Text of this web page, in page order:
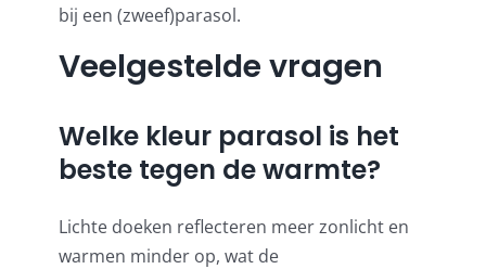
bij een (zweef)parasol.
Veelgestelde vragen
Welke kleur parasol is het
beste tegen de warmte?
Lichte doeken reflecteren meer zonlicht en
warmen minder op, wat de